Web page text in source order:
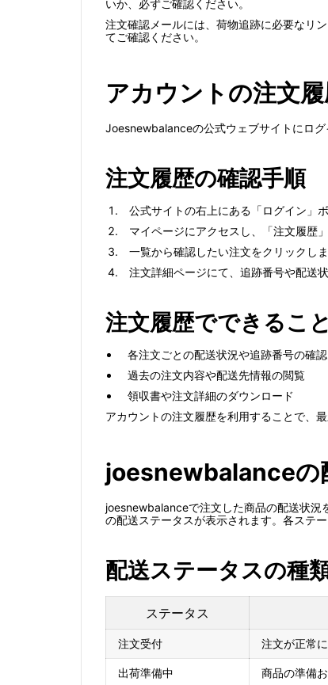
いか、必ずご確認ください。
注文確認メールには、荷物追跡に必要なリ
てご確認ください。
アカウントの注文
Joesnewbalanceの公式ウェブサイトにログ
注文履歴の確認手順
公式サイトの右上にある「ログイン」
マイページにアクセスし、「注文履歴
一覧から確認したい注文をクリックしま
注文詳細ページにて、追跡番号や配送
注文履歴でできること
各注文ごとの配送状況や追跡番号の確認
過去の注文内容や配送先情報の閲覧
領収書や注文詳細のダウンロード
アカウントの注文履歴を利用することで、
joesnewbalanceの
joesnewbalanceで注文した商品の配送状況
の配送ステータスが表示されます。各ステ
配送ステータスの種
ステータス
注文受付 注文が正常
出荷準備中 商品の準備